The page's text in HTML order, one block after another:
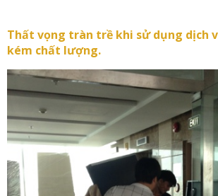
Thất vọng tràn trề khi sử dụng dịch
kém chất lượng.